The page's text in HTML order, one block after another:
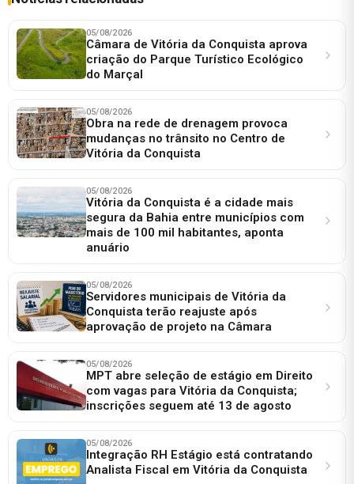
05/08/2026
Câmara de Vitória da Conquista aprova
criação do Parque Turístico Ecológico
do Marçal
05/08/2026
Obra na rede de drenagem provoca
mudanças no trânsito no Centro de
Vitória da Conquista
05/08/2026
Vitória da Conquista é a cidade mais
segura da Bahia entre municípios com
mais de 100 mil habitantes, aponta
anuário
05/08/2026
Servidores municipais de Vitória da
Conquista terão reajuste após
aprovação de projeto na Câmara
05/08/2026
MPT abre seleção de estágio em Direito
com vagas para Vitória da Conquista;
inscrições seguem até 13 de agosto
05/08/2026
Integração RH Estágio está contratando
Analista Fiscal em Vitória da Conquista